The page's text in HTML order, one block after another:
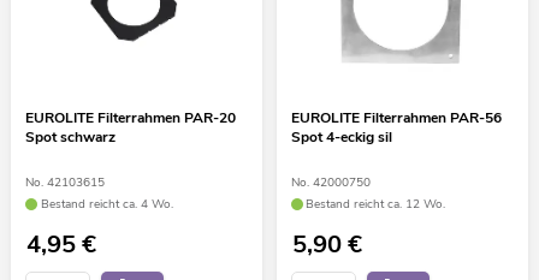
EUROLITE Filterrahmen PAR-20
Spot schwarz
No. 42103615
Bestand reicht ca. 4 Wo.
4,95€
EUROLITE Filterrahmen PAR-56
Spot 4-eckig sil
No. 42000750
Bestand reicht ca. 12 Wo.
5,90€